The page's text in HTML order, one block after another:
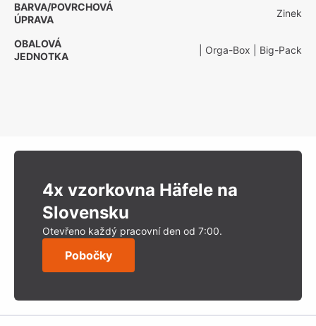
BARVA/POVRCHOVÁ
ÚPRAVA
Zinek
OBALOVÁ
JEDNOTKA
| Orga-Box | Big-Pack
4x vzorkovna Häfele na
Slovensku
Otevřeno každý pracovní den od 7:00.
Pobočky